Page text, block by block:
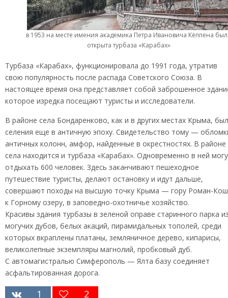
в 1953 на месте имения академика Петра Ивановича Кёппена
открыта турбаза «Карабах»
Турбаза «Карабах», функционировала до 1991 года, утратив
свою популярность после распада Советского Союза. В
настоящее время она представляет собой заброшенное
которое изредка посещают туристы и исследователи.
В районе села Бондаренково, как и в других местах Крыма,
селения еще в античную эпоху. Свидетельство тому —
античных колонн, амфор, найденные в окрестностях. В районе
села находится и турбаза «Карабах». Одновременно в ней
отдыхать 600 человек. Здесь заканчивают пешеходное
путешествие туристы, делают остановку и идут дальше,
совершают походы на высшую точку Крыма — гору Роман-
к Горному озеру, в заповедно-охотничье хозяйство.
Красивы здания турбазы в зеленой оправе старинного парка
могучих дубов, белых акаций, пирамидальных тополей, среди
которых вкраплены платаны, земляничное дерево, кипарисы,
великолепные экземпляры магнолий, пробковый дуб.
С автомагистралью Симферополь — Ялта базу соединяет
асфальтированная дорога.
1 2